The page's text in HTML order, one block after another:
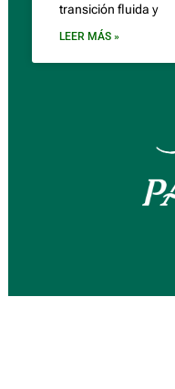
transición fluida y
LEER MÁS »